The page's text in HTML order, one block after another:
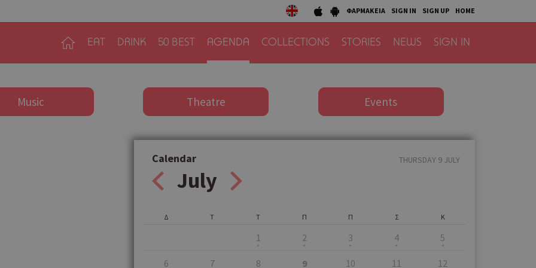
ΦΑΡΜΑΚΕΙΑ SIGN IN SIGN UP HOME
EAT DRINK 50 BEST AGENDA COLLECTIONS STORIES NEWS SIGN IN
Music Theatre Events
Calendar
July
THURSDAY 9 JULY
Δ Τ Τ
1
Π
2
Π
3
Σ
4
Κ
5
6 7 8 9 10 11 12